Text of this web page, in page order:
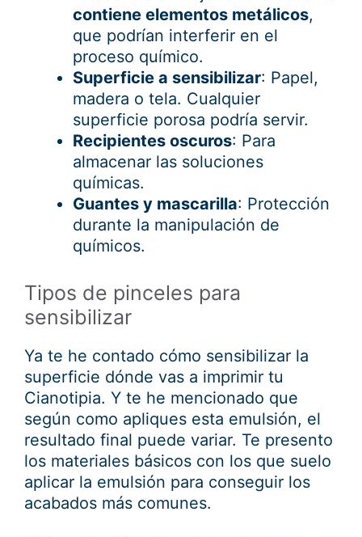
contiene elementos metálicos,
que podrían interferir en el
proceso químico.
Superficie a sensibilizar: Papel,
madera o tela. Cualquier
superficie porosa podría servir.
Recipientes oscuros: Para
almacenar las soluciones
químicas.
Guantes y mascarilla: Protección
durante la manipulación de
químicos.
Tipos de pinceles para
sensibilizar
Ya te he contado cómo sensibilizar la
superficie dónde vas a imprimir tu
Cianotipia. Y te he mencionado que
según como apliques esta emulsión, el
resultado final puede variar. Te presento
los materiales básicos con los que suelo
aplicar la emulsión para conseguir los
acabados más comunes.